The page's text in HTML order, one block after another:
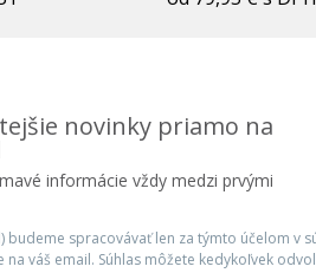
novinky priamo na
informácie vždy medzi prvými
budeme spracovávať len za týmto účelom v
na váš email. Súhlas môžete kedykoľvek